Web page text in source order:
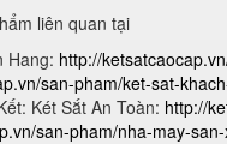
liên quan tại
Hang: http://
san-pham/ket-sat-
Két Sắt An Toàn: http://
san-pham/nha-may-